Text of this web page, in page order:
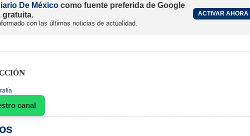
De México como fuente preferida de Google
gratuita.
con las últimas noticias de actualidad.
ACTIVAR AHORA
canal